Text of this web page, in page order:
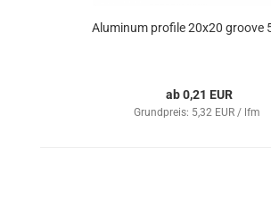
Aluminum profile 20x20 groove
ab 0,21 EUR
Grundpreis: 5,32 EUR / lfm